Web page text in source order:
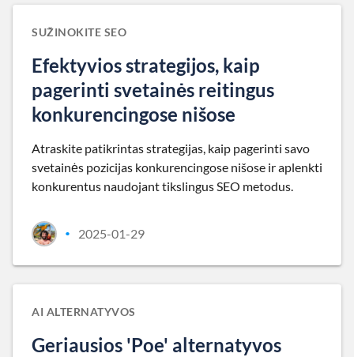
SUŽINOKITE SEO
Efektyvios strategijos, kaip
pagerinti svetainės reitingus
konkurencingose nišose
Atraskite patikrintas strategijas, kaip pagerinti savo
svetainės pozicijas konkurencingose nišose ir aplenkti
konkurentus naudojant tikslingus SEO metodus.
• 2025-01-29
AI ALTERNATYVOS
Geriausios 'Poe' alternatyvos